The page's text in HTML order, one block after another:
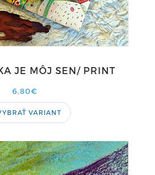
JE MÔJ SEN/ PRINT
6,80€
VARIANT